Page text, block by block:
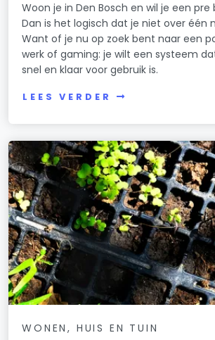
Woon je in Den Bosch en wil je een
Dan is het logisch dat je niet over één
Want of je nu op zoek bent naar een
werk of gaming: je wilt een systeem
snel en klaar voor gebruik is.
LEES VERDER
WONEN, HUIS EN TUIN